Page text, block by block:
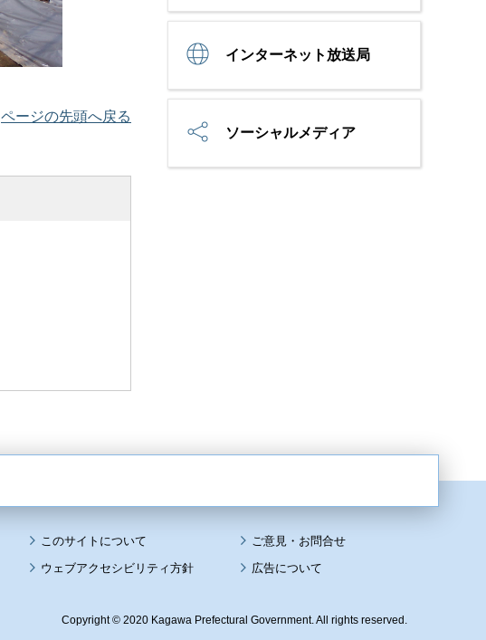
ページの先頭へ戻る
インターネット放送局
ソーシャルメディア
このサイトについて
ウェブアクセシビリティ方針 広告について
Copyright © 2020 Kagawa Prefectural Government. All rights reserved.